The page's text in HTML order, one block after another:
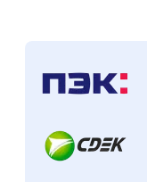
Стулья ИЗО с